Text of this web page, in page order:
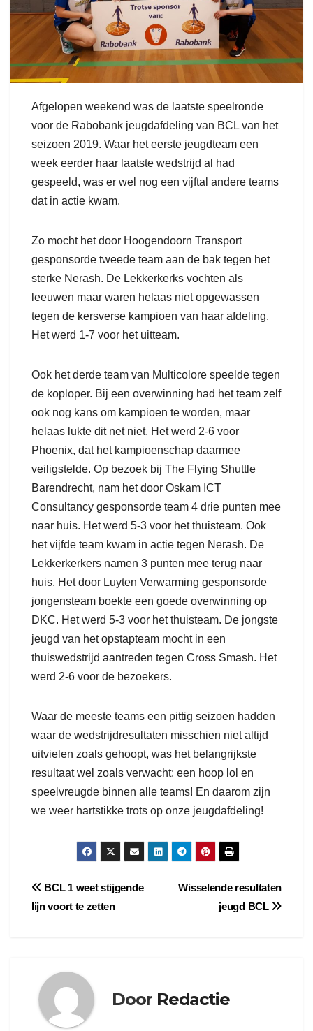
Afgelopen weekend was de laatste speelronde
voor de Rabobank jeugdafdeling van BCL van het
seizoen 2019. Waar het eerste jeugdteam een
week eerder haar laatste wedstrijd al had
gespeeld, was er wel nog een vijftal andere teams
dat in actie kwam.
Zo mocht het door Hoogendoorn Transport
gesponsorde tweede team aan de bak tegen het
sterke Nerash. De Lekkerkerks vochten als
leeuwen maar waren helaas niet opgewassen
tegen de kersverse kampioen van haar afdeling.
Het werd 1-7 voor het uitteam.
Ook het derde team van Multicolore speelde tegen
de koploper. Bij een overwinning had het team zelf
ook nog kans om kampioen te worden, maar
helaas lukte dit net niet. Het werd 2-6 voor
Phoenix, dat het kampioenschap daarmee
veiligstelde. Op bezoek bij The Flying Shuttle
Barendrecht, nam het door Oskam ICT
Consultancy gesponsorde team 4 drie punten mee
naar huis. Het werd 5-3 voor het thuisteam. Ook
het vijfde team kwam in actie tegen Nerash. De
Lekkerkerkers namen 3 punten mee terug naar
huis. Het door Luyten Verwarming gesponsorde
jongensteam boekte een goede overwinning op
DKC. Het werd 5-3 voor het thuisteam. De jongste
jeugd van het opstapteam mocht in een
thuiswedstrijd aantreden tegen Cross Smash. Het
werd 2-6 voor de bezoekers.
Waar de meeste teams een pittig seizoen hadden
waar de wedstrijdresultaten misschien niet altijd
uitvielen zoals gehoopt, was het belangrijkste
resultaat wel zoals verwacht: een hoop lol en
speelvreugde binnen alle teams! En daarom zijn
we weer hartstikke trots op onze jeugdafdeling!
Bericht
navigatie
Wisselende resultaten
jeugd BCL
BCL 1 weet stijgende
lijn voort te zetten
Door Redactie